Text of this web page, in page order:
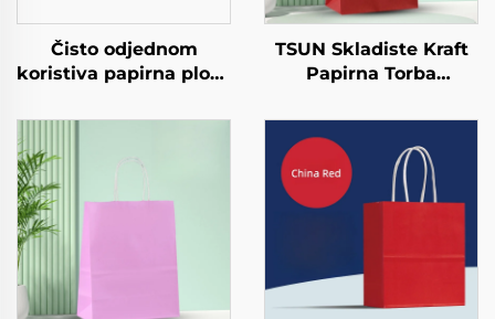
Čisto odjednom
koristiva papirna ploča
papirna ploča za
salatu Snack Sushi
Sandwich Kruh
Sladoled Čokolada
Biskvaj Zivotinja hrana
TSUN Skladiste Kraft
Papirna Torba
Odvoz i Nova
Godina/Božić
Darivanje Pakiranje
Torba